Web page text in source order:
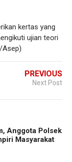
kertas yang
ujian teori
Asep)
PREVIOUS
Next Post
Anggota Polsek
Masyarakat